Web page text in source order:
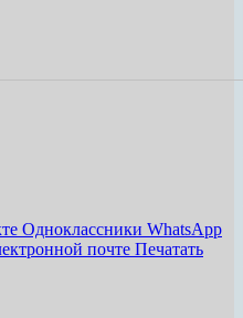
Одноклассники WhatsApp
почте Печатать